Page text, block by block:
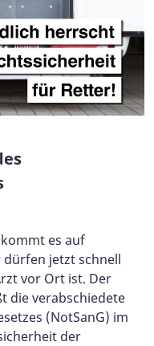
es auf
jetzt schnell
vor Ort ist. Der
die verabschiedete
(NotSanG) im
der